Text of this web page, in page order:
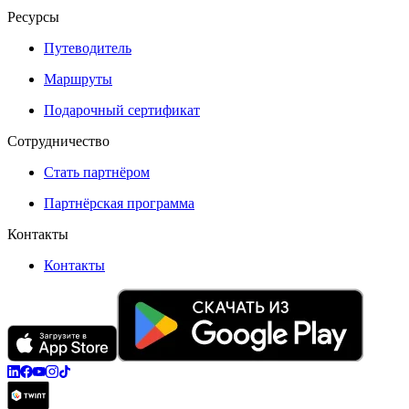
Ресурсы
Путеводитель
Маршруты
Подарочный сертификат
Сотрудничество
Стать партнёром
Партнёрская программа
Контакты
Контакты